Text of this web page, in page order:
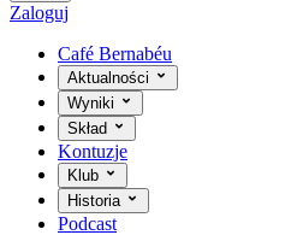
Zaloguj
Café Bernabéu
Aktualności
Wyniki
Skład
Kontuzje
Klub
Historia
Podcast